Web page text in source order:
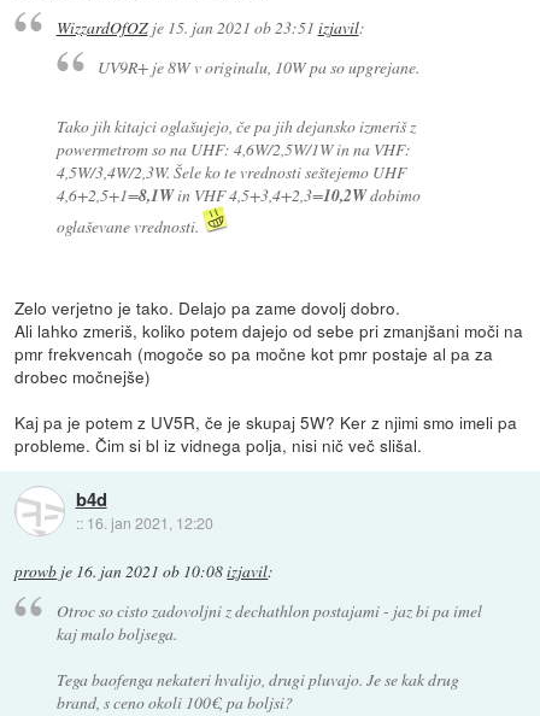
WizzardOfOZje 15. jan 2021 ob 23:51 izjavil:
UV9R+ je 8W v originalu, 10W pa so upgrejane.
Tako jih kitajci oglašujejo, če pa jih dejansko izmeriš z
powermetrom so na UHF: 4,6W/2,5W/1W in na VHF:
4,5W/3,4W/2,3W. Šele ko te vrednosti seštejemo UHF
4,6+2,5+1=8,1Win VHF 4,5+3,4+2,3=10,2Wdobimo
oglaševane vrednosti.
Zelo verjetno je tako. Delajo pa zame dovolj dobro.
Ali lahko zmeriš, koliko potem dajejo od sebe pri zmanjšani moči na
pmr frekvencah (mogoče so pa močne kot pmr postaje al pa za
drobec močnejše)
Kaj pa je potem z UV5R, če je skupaj 5W? Ker z njimi smo imeli pa
probleme. Čim si bl iz vidnega polja, nisi nič več slišal.
b4d
:: 16. jan 2021, 12:20
prowb je 16. jan 2021 ob 10:08izjavil:
Otroc so cisto zadovoljni z dechathlon postajami - jaz bi pa imel
kaj malo boljsega.
Tega baofenga nekateri hvalijo, drugi pluvajo. Je se kak drug
brand, s ceno okoli 100€, pa boljsi?